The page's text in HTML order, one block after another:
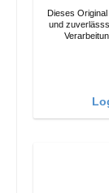
Dieses
und zuverlässsig wieder